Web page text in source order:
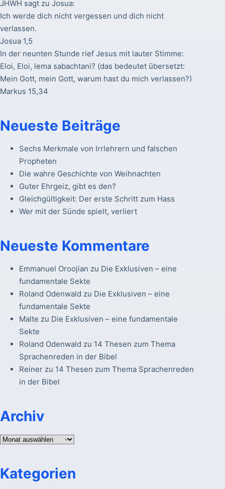
JHWH sagt zu Josua:
Ich werde dich nicht vergessen und dich nicht
verlassen.
Josua 1,5
In der neunten Stunde rief Jesus mit lauter Stimme:
Eloi, Eloi, lema sabachtani? (das bedeutet übersetzt:
Mein Gott, mein Gott, warum hast du mich verlassen?)
Markus 15,34
Neueste Beiträge
Sechs Merkmale von Irrlehrern und falschen
Propheten
Die wahre Geschichte von Weihnachten
Guter Ehrgeiz, gibt es den?
Gleichgültigkeit: Der erste Schritt zum Hass
Wer mit der Sünde spielt, verliert
Neueste Kommentare
Emmanuel Oroojian zu Die Exklusiven – eine
fundamentale Sekte
Roland Odenwald zu Die Exklusiven – eine
fundamentale Sekte
Malte zu Die Exklusiven – eine fundamentale
Sekte
Roland Odenwald zu 14 Thesen zum Thema
Sprachenreden in der Bibel
Reinerzu 14 Thesen zum Thema Sprachenreden
in der Bibel
Archiv
Archiv
Kategorien